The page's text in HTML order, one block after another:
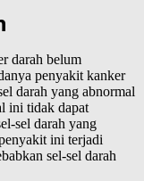
darah belum
penyakit kanker
darah yang abnormal
ini tidak dapat
sel darah yang
ini terjadi
sel-sel darah